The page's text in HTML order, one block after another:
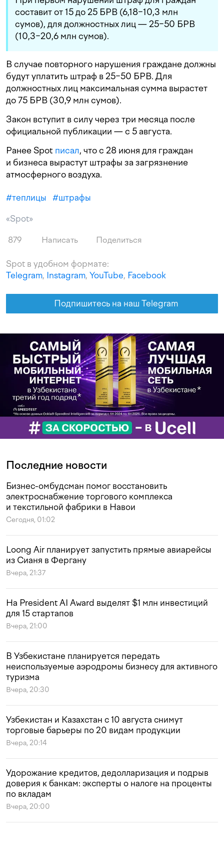
составит от 15 до 25 БРВ (6,18−10,3 млн
сумов), для должностных лиц — 25−50 БРВ
(10,3−20,6 млн сумов).
В случае повторного нарушения граждане должны
будут уплатить штраф в 25−50 БРВ. Для
должностных лиц максимальная сумма вырастет
до 75 БРВ (30,9 млн сумов).
Закон вступит в силу через три месяца после
официальной публикации — с 5 августа.
Ранее Spot писал, что с 28 июня для граждан
и бизнеса вырастут штрафы за загрязнение
атмосферного воздуха.
#теплицы #штрафы
«Spot»
879 Написать Поделиться
Spot в удобном формате:
Telegram, Instagram, YouTube, Facebook
Подпишитесь на наш Telegram
Последние новости
Бизнес-омбудсман помог восстановить
электроснабжение торгового комплекса
и текстильной фабрики в Навои
Сегодня, 01:02
Loong Air планирует запустить прямые авиарейсы
из Сианя в Фергану
Вчера, 21:37
На President AI Award выделят $1 млн инвестиций
для 15 стартапов
Вчера, 21:00
В Узбекистане планируется передать
неиспользуемые аэродромы бизнесу для активного
туризма
Вчера, 20:30
Узбекистан и Казахстан с 10 августа снимут
торговые барьеры по 20 видам продукции
Вчера, 20:14
Удорожание кредитов, дедолларизация и подрыв
доверия к банкам: эксперты о налоге на проценты
по вкладам
Вчера, 20:00